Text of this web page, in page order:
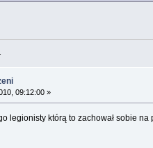
09:12:00 »
legionisty którą to zachował sobie na